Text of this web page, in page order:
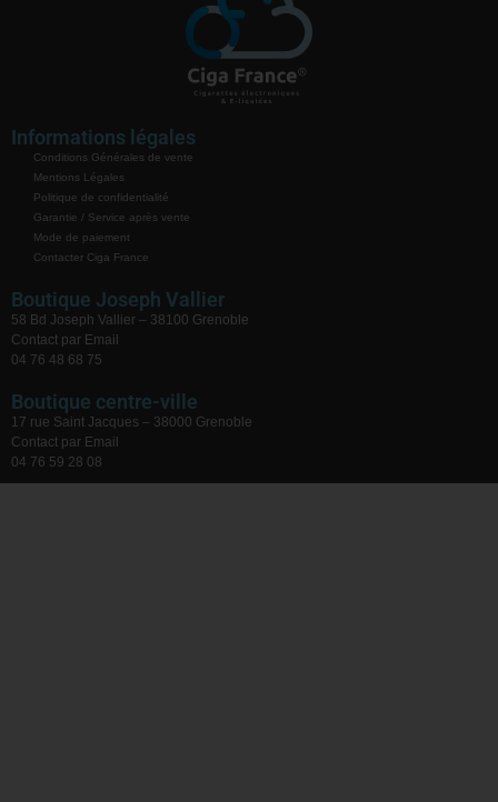
Informations légales
Conditions Générales de vente
Mentions Légales
Politique de confidentialité
Garantie / Service après vente
Mode de paiement
Contacter Ciga France
Boutique Joseph Vallier
58 Bd Joseph Vallier – 38100 Grenoble
Contact par Email
04 76 48 68 75
Boutique centre-ville
17 rue Saint Jacques – 38000 Grenoble
Contact par Email
04 76 59 28 08